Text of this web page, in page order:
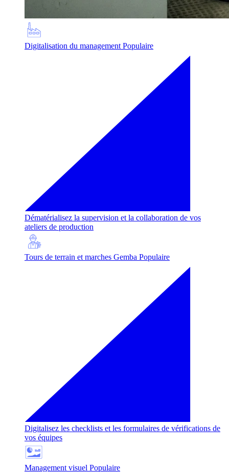
Digitalisation du management Populaire
Dématérialisez la supervision et la collaboration de vos
ateliers de production
Tours de terrain et marches Gemba Populaire
Digitalisez les checklists et les formulaires de vérifications de
vos équipes
Management visuel Populaire